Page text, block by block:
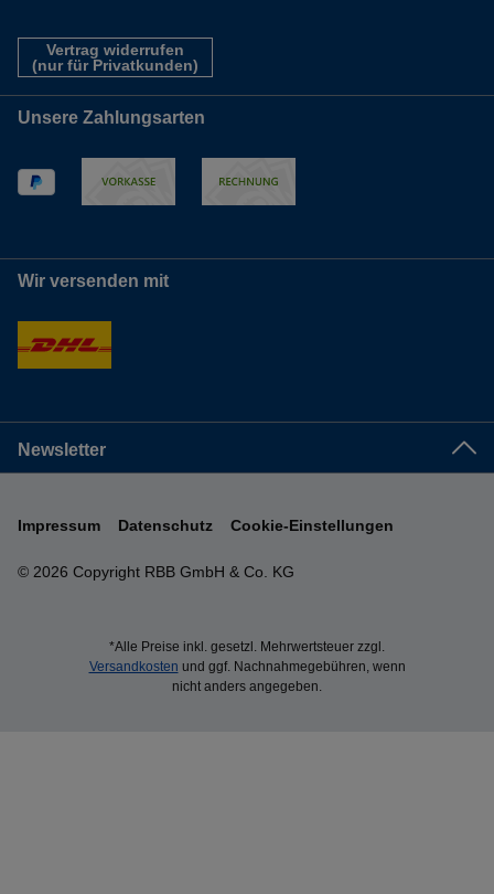
Vertrag widerrufen
(nur für Privatkunden)
Unsere Zahlungsarten
Wir versenden mit
Newsletter
© 2026 Copyright RBB GmbH & Co. KG
Impressum Datenschutz Cookie-Einstellungen
*Alle Preise inkl. gesetzl. Mehrwertsteuer zzgl.
Versandkosten und ggf. Nachnahmegebühren, wenn
nicht anders angegeben.